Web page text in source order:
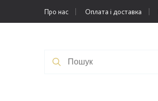
Про нас Оплата і доставка